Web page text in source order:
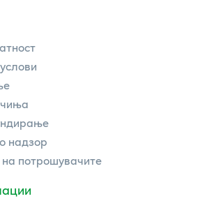
надзор
потрошувачите